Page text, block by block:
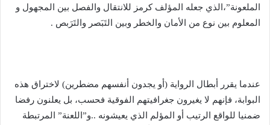
الملعونة”،الذي جعله المؤلف كرمز للانتقال والفصل بين المجهول و
المعلوم بين نوع من الأمان والخطر وبين التَبَصر والتَرَبص .
عندما يقرر أبطال الرواية (أو يجدون أنفسهم مضطرين) لاختراق هذه
البوابة، فإنهم لا يغيرون جغرافيتهم الفوقية فحسب، بل يعلنون رفضا
ضمنيا للواقع الرتيب أو المؤلم الذي يعيشونه ..و”اللعنة” المرتبطة